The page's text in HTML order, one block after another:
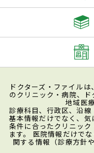
ドクターズ・ファイル
のクリニック・病院、
地域医
診療科目、行政区、沿
基本情報だけでなく、
条件に合ったクリニッ
ます。 医院情報だけで
関する情報（診療方針